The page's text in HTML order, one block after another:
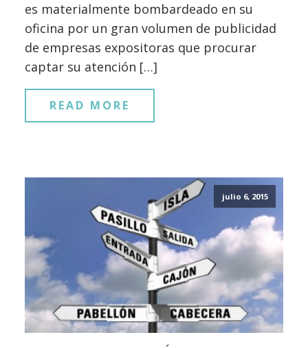
es materialmente bombardeado en su
oficina por un gran volumen de publicidad
de empresas expositoras que procurar
captar su atención […]
READ MORE
julio 6, 2015